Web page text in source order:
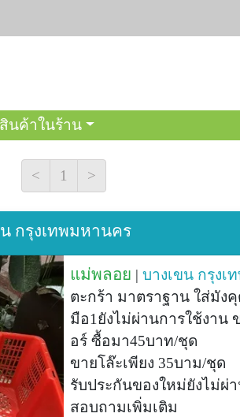
นค้าในร้าน
< 1 >
กรุงเทพมหานคร
แม่พลอย | บางเขน กรุงเ
ตะกร้า มาตราฐาน ใส่มัง
มือ1ยังไม่ผ่านการใช้งาน
อร์ ซื้อมา45บาท/ชุด
ขายโล๊ะเพียง 35บาม/ชุด
รับประกันของใหม่ยังไม่ผ่
สอบถามเพิ่มเติม